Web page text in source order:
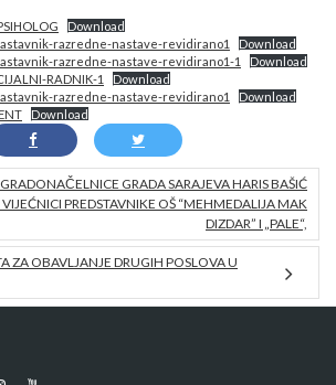
Download
razredne-nastave-revidirano1
Download
razredne-nastave-revidirano1-1
Download
RADNIK-1
Download
razredne-nastave-revidirano1
Download
Download
GRADA SARAJEVA HARIS BAŠIĆ
PREDSTAVNIKE OŠ “MEHMEDALIJA MAK
DIZDAR” I „PALE“,
ZA OBAVLJANJE DRUGIH POSLOVA U